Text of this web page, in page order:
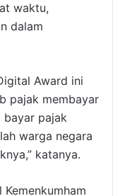
waktu,
dalam
Award ini
pajak membayar
bayar pajak
warga negara
katanya.